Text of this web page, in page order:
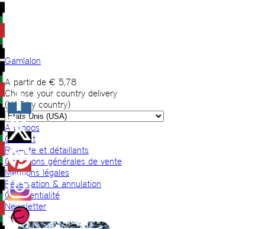
Gamlalon
A partir de € 5,78
Choose your country delivery
(VAT by country)
A propos
Contact
Revente et détaillants
Conditions générales de vente
Mentions légales
Réservation & annulation
Confidentialité
Newsletter